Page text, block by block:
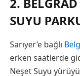
2.
SUYU
Sarıyer’e bağlı
erken saatlerde
Neşet Suyu